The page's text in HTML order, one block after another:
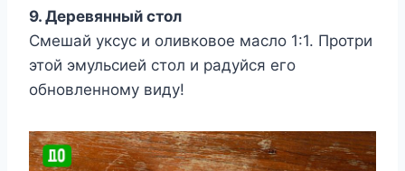
9. Деревянный стол
Смешай уксус и оливковое масло 1:1. Протри
этой эмульсией стол и радуйся его
обновленному виду!